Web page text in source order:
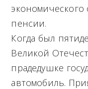
экономического
пенсии.
Когда был
Великой
прадедушке
автомобиль.